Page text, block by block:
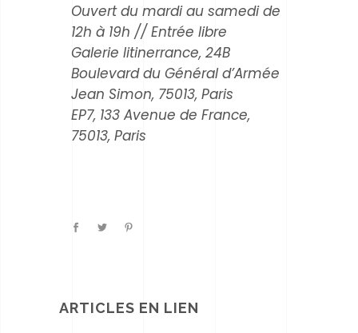
Ouvert du mardi au samedi de
12h à 19h // Entrée libre
Galerie Iitinerrance, 24B
Boulevard du Général d’Armée
Jean Simon, 75013, Paris
EP7, 133 Avenue de France,
75013, Paris
ARTICLES EN LIEN